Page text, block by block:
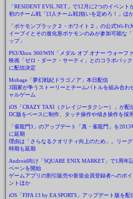
「RESIDENT EVIL.NET」で12月に2つのイベント
初のチーム戦「[3人チーム戦]狙いを定めろ！」ほ
「ポケモンブラック２・ホワイト２」の公式Wi-Fi
イーブイとその進化形ポケモンのみが参加可能な
ップ」
PS3/Xbox 360/WIN「メダル オブ オナー ウォーファ
映画「ゼロ・ダーク・サーティ」とのコラボパック
に配信決定
Mobage「夢幻戦紀ドラゴノア」本日配信
3国家が争うストーリーとチームバトルを組み合わ
ャルゲーム
iOS「CRAZY TAXI（クレイジータクシー）」が配
DC版をベースに制作、タッチ操作や傾き操作を採
「雀龍門3」のアップデート「真・雀龍門」を2013
に延期
理由は「さらなるクオリティ向上のため」。リー
時期も延期
Android向け「SQUARE ENIX MARKET」で1周年
ペーンを開始
ゲームアプリの割引販売や新規会員登録者へのポ
ントほか
iOS「FIFA 13 by EA SPORTS」アップデート版を配